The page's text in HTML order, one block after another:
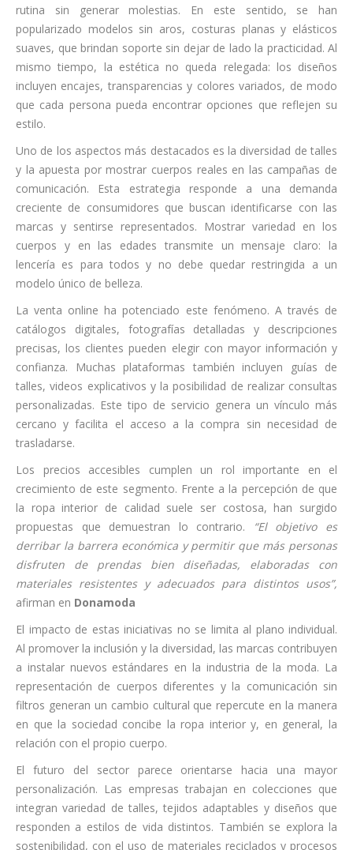
rutina sin generar molestias. En este sentido, se han
popularizado modelos sin aros, costuras planas y elásticos
suaves, que brindan soporte sin dejar de lado la practicidad. Al
mismo tiempo, la estética no queda relegada: los diseños
incluyen encajes, transparencias y colores variados, de modo
que cada persona pueda encontrar opciones que reflejen su
estilo.
Uno de los aspectos más destacados es la diversidad de talles
y la apuesta por mostrar cuerpos reales en las campañas de
comunicación. Esta estrategia responde a una demanda
creciente de consumidores que buscan identificarse con las
marcas y sentirse representados. Mostrar variedad en los
cuerpos y en las edades transmite un mensaje claro: la
lencería es para todos y no debe quedar restringida a un
modelo único de belleza.
La venta online ha potenciado este fenómeno. A través de
catálogos digitales, fotografías detalladas y descripciones
precisas, los clientes pueden elegir con mayor información y
confianza. Muchas plataformas también incluyen guías de
talles, videos explicativos y la posibilidad de realizar consultas
personalizadas. Este tipo de servicio genera un vínculo más
cercano y facilita el acceso a la compra sin necesidad de
trasladarse.
Los precios accesibles cumplen un rol importante en el
crecimiento de este segmento. Frente a la percepción de que
la ropa interior de calidad suele ser costosa, han surgido
propuestas que demuestran lo contrario.
“El objetivo es
derribar la barrera económica y permitir que más personas
disfruten de prendas bien diseñadas, elaboradas con
materiales resistentes y adecuados para distintos usos”,
afirman en Donamoda
El impacto de estas iniciativas no se limita al plano individual.
Al promover la inclusión y la diversidad, las marcas contribuyen
a instalar nuevos estándares en la industria de la moda. La
representación de cuerpos diferentes y la comunicación sin
filtros generan un cambio cultural que repercute en la manera
en que la sociedad concibe la ropa interior y, en general, la
relación con el propio cuerpo.
El futuro del sector parece orientarse hacia una mayor
personalización. Las empresas trabajan en colecciones que
integran variedad de talles, tejidos adaptables y diseños que
responden a estilos de vida distintos. También se explora la
sostenibilidad, con el uso de materiales reciclados y procesos